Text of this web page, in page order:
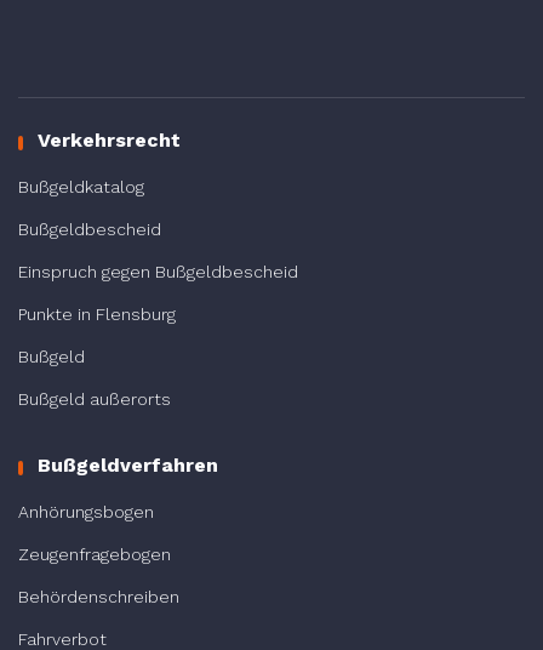
Verkehrsrecht
Bußgeldkatalog
Bußgeldbescheid
Einspruch gegen Bußgeldbescheid
Punkte in Flensburg
Bußgeld
Bußgeld außerorts
Bußgeldverfahren
Anhörungsbogen
Zeugenfragebogen
Behördenschreiben
Fahrverbot